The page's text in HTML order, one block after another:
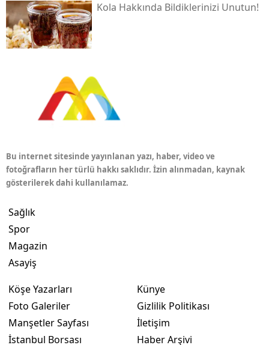
Kola Hakkında Bildiklerinizi Unutun!
Bu internet sitesinde yayınlanan yazı, haber, video ve
fotoğrafların her türlü hakkı saklıdır. İzin alınmadan, kaynak
gösterilerek dahi kullanılamaz.
Sağlık
Spor
Magazin
Asayiş
Köşe Yazarları
Foto Galeriler
Manşetler Sayfası
İstanbul Borsası
Künye
Gizlilik Politikası
İletişim
Haber Arşivi